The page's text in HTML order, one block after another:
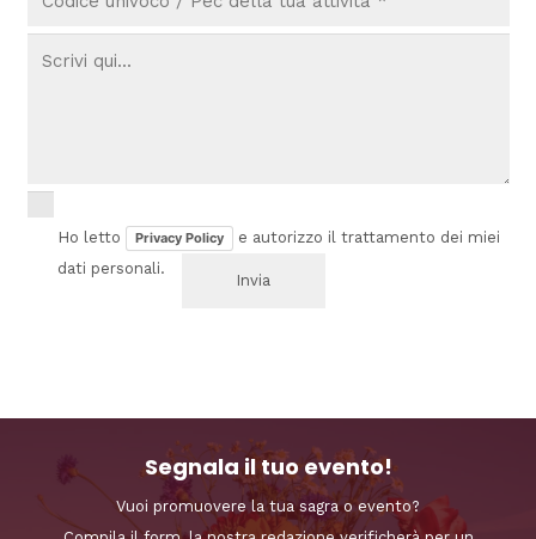
Ho letto Privacy Policy
e autorizzo il trattamento dei miei
dati personali.
Segnala il tuo evento!
Vuoi promuovere la tua sagra o evento?